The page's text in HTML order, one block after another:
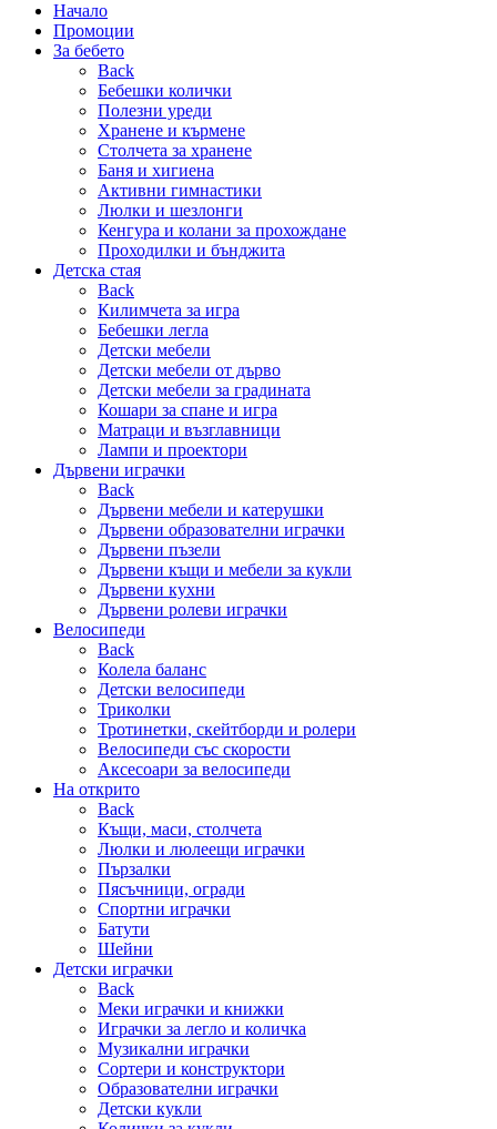
Начало
Промоции
За бебето
Back
Бебешки колички
Полезни уреди
Хранене и кърмене
Столчета за хранене
Баня и хигиена
Активни гимнастики
Люлки и шезлонги
Кенгура и колани за прохождане
Проходилки и бънджита
Детска стая
Back
Килимчета за игра
Бебешки легла
Детски мебели
Детски мебели от дърво
Детски мебели за градината
Кошари за спане и игра
Матраци и възглавници
Лампи и проектори
Дървени играчки
Back
Дървени мебели и катерушки
Дървени образователни играчки
Дървени пъзели
Дървени къщи и мебели за кукли
Дървени кухни
Дървени ролеви играчки
Велосипеди
Back
Колела баланс
Детски велосипеди
Триколки
Тротинетки, скейтборди и ролери
Велосипеди със скорости
Аксесоари за велосипеди
На открито
Back
Къщи, маси, столчета
Люлки и люлеещи играчки
Пързалки
Пясъчници, огради
Спортни играчки
Батути
Шейни
Детски играчки
Back
Меки играчки и книжки
Играчки за легло и количка
Музикални играчки
Сортери и конструктори
Образователни играчки
Детски кукли